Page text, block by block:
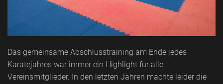
Das gemeinsame Abschlusstraining am Ende jedes
Karatejahres war immer ein Highlight für alle
Vereinsmitglieder. In den letzten Jahren machte leider die